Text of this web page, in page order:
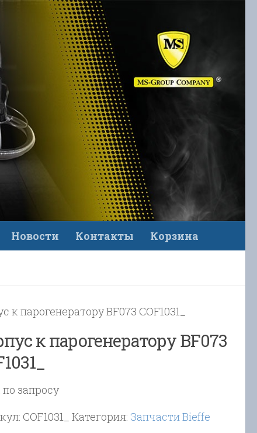
Новости Контакты Корзина
к парогенератору BF073 COF1031_
к парогенератору BF073
запросу
COF1031_ Категория: Запчасти Bieffe